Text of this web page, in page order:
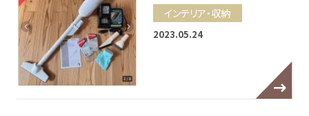
インテリア・収納
2023.05.24